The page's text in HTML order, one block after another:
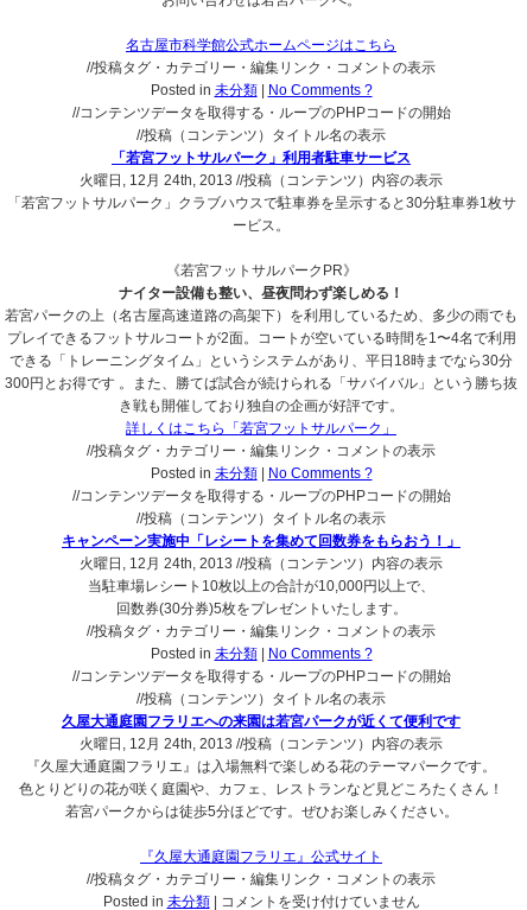
名古屋市科学館公式ホームページはこちら
//投稿タグ・カテゴリー・編集リンク・コメントの表示
Posted in 未分類|
No Comments ?
//コンテンツデータを取得する・ループのPHPコードの開始
//投稿（コンテンツ）タイトル名の表示
「若宮フットサルパーク」利用者駐車サービス
火曜日, 12月 24th, 2013 //投稿（コンテンツ）内容の表示
「若宮フットサルパーク」クラブハウスで駐車券を呈示すると30分駐車券1枚サ
ービス。
《若宮フットサルパークPR》
ナイター設備も整い、昼夜問わず楽しめる！
若宮パークの上（名古屋高速道路の高架下）を利用しているため、多少の雨でも
プレイできるフットサルコートが2面。コートが空いている時間を1〜4名で利用
できる「トレーニングタイム」というシステムがあり、平日18時までなら30分
300円とお得です 。また、勝てば試合が続けられる「サバイバル」という勝ち抜
き戦も開催しており独自の企画が好評です。
詳しくはこちら「若宮フットサルパーク」
//投稿タグ・カテゴリー・編集リンク・コメントの表示
Posted in 未分類|
No Comments ?
//コンテンツデータを取得する・ループのPHPコードの開始
//投稿（コンテンツ）タイトル名の表示
キャンペーン実施中「レシートを集めて回数券をもらおう！」
火曜日, 12月 24th, 2013 //投稿（コンテンツ）内容の表示
当駐車場レシート10枚以上の合計が10,000円以上で、
回数券(30分券)5枚をプレゼントいたします。
//投稿タグ・カテゴリー・編集リンク・コメントの表示
Posted in 未分類|
No Comments ?
//コンテンツデータを取得する・ループのPHPコードの開始
//投稿（コンテンツ）タイトル名の表示
久屋大通庭園フラリエへの来園は若宮パークが近くて便利です
火曜日, 12月 24th, 2013 //投稿（コンテンツ）内容の表示
『久屋大通庭園フラリエ』は入場無料で楽しめる花のテーマパークです。
色とりどりの花が咲く庭園や、カフェ、レストランなど見どころたくさん！
若宮パークからは徒歩5分ほどです。ぜひお楽しみください。
『久屋大通庭園フラリエ』公式サイト
//投稿タグ・カテゴリー・編集リンク・コメントの表示
Posted in 未分類| 久
コメントを受け付けていません